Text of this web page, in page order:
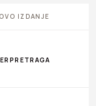
IZDANJE
PRETRAGA